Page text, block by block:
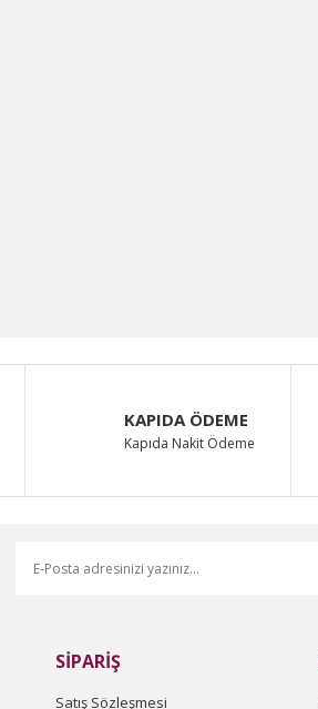
KAPIDA ÖDEME
Kapıda Nakit Ödeme
SİPARİŞ
Satış Sözleşmesi